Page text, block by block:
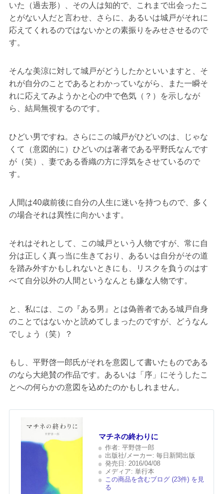
いた（過去形）、その人は知的で、これまで出会ったこ
とがない人だと言わせ、さらに、あるいは城戸がそれに
応えてくれるのではないかとの素振りをみせさせるので
す。
そんな美涼に対して城戸がどうしたかといいますと、そ
れが自分のことであるとわかっていながら、また一瞬そ
れに応えてみようかと心の中で色気（？）を示しなが
ら、結局無視するのです。
ひどい男ですね。さらにこの城戸がひどいのは、じゃな
くて（意図的に）ひどいのは著者である平野氏なんです
が（笑）、妻である香織の方に浮気をさせているので
す。
人間は40歳前後に自分の人生に迷いを持つもので、多く
の場合それは異性に向かいます。
それはそれとして、この城戸という人物ですが、常に自
分は正しく真っ当に生きており、あるいは自分がその道
を踏み外すかもしれないときにも、リスクを負うのはす
べて自分以外の人間というなんとも嫌な人物です。
と、私には、この『ある男』とは偽善者である城戸自身
のことではないかと読めてしまったのですが、どうなん
でしょう（笑）？
もし、平野啓一郎氏がそれを意図して書いたものである
のなら大絶賛の作品です。あるいは「序」にそうしたこ
とへの何らかの意図を込めたのかもしれません。
マチネの終わりに
作者: 平野啓一郎
出版社/メーカー: 毎日新聞出版
発売日: 2016/04/08
メディア: 単行本
この商品を含むブログ (23件) を見
る